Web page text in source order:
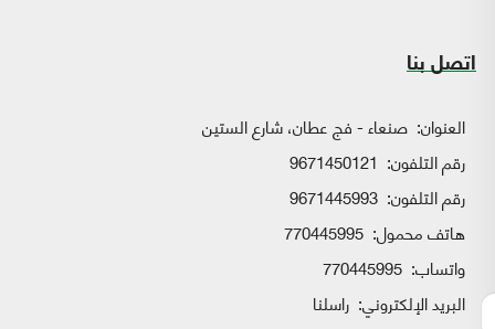
اتصل بنا
العنوان: صنعاء - فج عطان، شارع الستين
رقم التلفون: 9671450121
رقم التلفون: 9671445993
هاتف محمول: 770445995
واتساب:
البريد الإلكتروني: راسلنا